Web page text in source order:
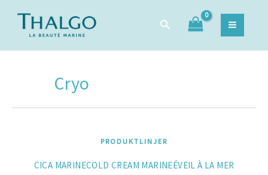
innehåll
Sök
Cryo
PRODUKTLINJER
CICA MARINECOLD CREAM MARINEÉVEIL À LA MER
efter: